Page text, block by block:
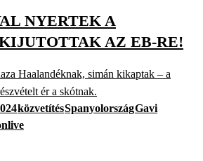
NYERTEK A
AZ EB-RE!
Haalandéknak, simán kikaptak – a
ér a skótnak.
közvetítésSpanyolországGavi